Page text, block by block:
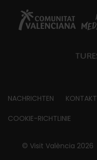
Footer
about
NACHRICHTEN KONTAKT
COOKIE-RICHTLINIE
© Visit València 2026